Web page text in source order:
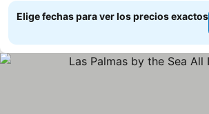
Elige fechas para ver los precios exactos